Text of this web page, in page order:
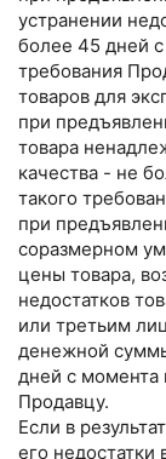
устранении
более 45 дней
требования
товаров для
при
товара
качества - не
такого
при
соразмерном
цены товара,
недостатков
или третьим
денежной
дней с момента
Продавцу.
Если в
его недостатки